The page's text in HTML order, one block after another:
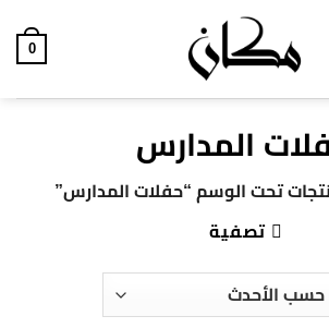
0
المدارس
تحت الوسم “حفلات المدارس”
تصفية